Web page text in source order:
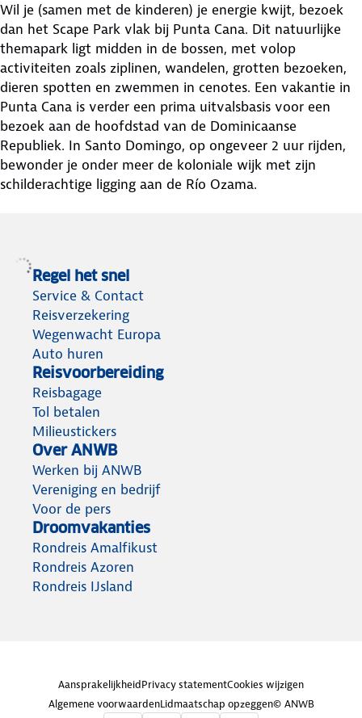
Wil je (samen met de kinderen) je energie kwijt, bezoek
dan het Scape Park vlak bij Punta Cana. Dit natuurlijke
themapark ligt midden in de bossen, met volop
activiteiten zoals ziplinen, wandelen, grotten bezoeken,
dieren spotten en zwemmen in cenotes. Een vakantie in
Punta Cana is verder een prima uitvalsbasis voor een
bezoek aan de hoofdstad van de Dominicaanse
Republiek. In Santo Domingo, op ongeveer 2 uur rijden,
bewonder je onder meer de koloniale wijk met zijn
schilderachtige ligging aan de Río Ozama.
Regel het snel
Service & Contact
Reisverzekering
Wegenwacht Europa
Auto huren
Reisvoorbereiding
Reisbagage
Tol betalen
Milieustickers
Over ANWB
Werken bij ANWB
Vereniging en bedrijf
Voor de pers
Droomvakanties
Rondreis Amalfikust
Rondreis Azoren
Rondreis IJsland
AansprakelijkheidPrivacy statementCookies wijzigen
Algemene voorwaardenLidmaatschap opzeggen© ANWB